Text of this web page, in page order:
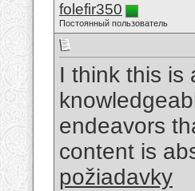
folefir350
Постоянный пользователь
I think this is
endeavors
content is
požiadavky